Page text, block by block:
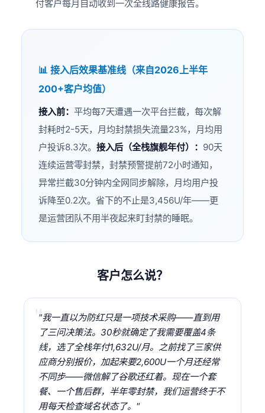
付客户每月自动收到一次全线路健康报告。
📊 接入后效果基准线（来自2026上半年
200+客户均值）
接入前：平均每7天遭遇一次平台拦截，每次解
封耗时2-5天，月均封禁损失流量23%，月均用
户投诉8.3次。接入后（全栈旗舰年付）： 90天
连续运营零封禁，封禁预警提前72小时通知，
异常拦截30分钟内全网同步解除，月均用户投
诉降至0.2次。省下的不止是3,456U/年——更
是运营团队不用半夜起来盯封禁的睡眠。
客户怎么说？
"我一直以为防红只是一项技术采购——直到用
了三问决策法。30秒就确定了我需要覆盖4条
线，选了全栈年付1,632U/月。之前找了三家供
应商分别报价，加起来要2,600U一个月还经常
不同步——微信解了谷歌还红着。现在一个套
餐、一个售后群，半年零封禁，我们运营终于不
用每天检查域名状态了。"